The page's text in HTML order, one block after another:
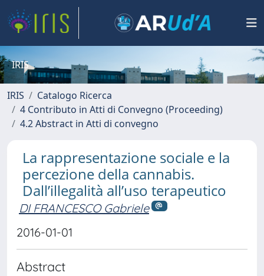
IRIS
IRIS
Catalogo Ricerca
4 Contributo in Atti di Convegno (Proceeding)
4.2 Abstract in Atti di convegno
La rappresentazione sociale e la
percezione della cannabis.
Dall’illegalità all’uso terapeutico
DI FRANCESCO Gabriele
2016-01-01
Abstract